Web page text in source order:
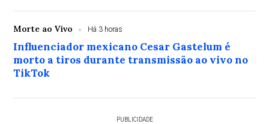
Morte ao Vivo Há 3 horas
Influenciador mexicano Cesar Gastelum é
morto a tiros durante transmissão ao vivo no
TikTok
PUBLICIDADE